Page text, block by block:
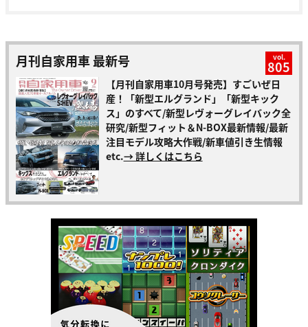
月刊自家用車 最新号 vol.
805
【月刊自家用車10月号発売】すごいぜ日
産！「新型エルグランド」「新型キック
ス」のすべて/新型レヴォーグレイバック全
研究/新型フィット＆N-BOX最新情報/最新
注目モデル攻略大作戦/新車値引き生情報
etc.→ 詳しくはこちら